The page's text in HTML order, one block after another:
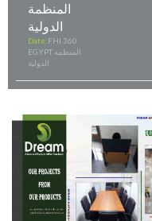
المنظمة
الدولية
Date:FHI 360
EGYPT المنظمة
الدولية